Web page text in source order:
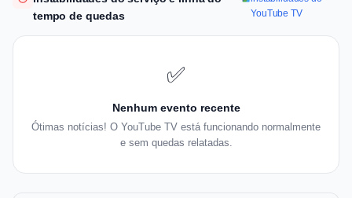
tempo de quedas
YouTube TV
✅
Nenhum evento recente
Ótimas notícias! O YouTube TV está funcionando normalmente
e sem quedas relatadas.